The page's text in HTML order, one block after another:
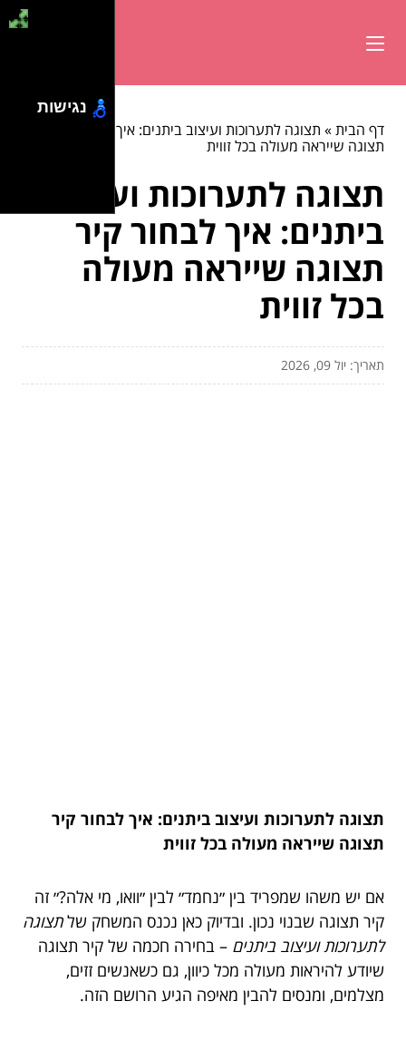
דף הבית» תצוגה לתערוכות ועיצוב ביתנים: איך לבחור קיר
תצוגה שייראה מעולה בכל זווית
תצוגה לתערוכות ועיצוב
ביתנים: איך לבחור קיר
תצוגה שייראה מעולה
בכל זווית
תאריך: יול 09, 2026
תצוגה לתערוכות ועיצוב ביתנים: איך לבחור קיר
תצוגה שייראה מעולה בכל זווית
אם יש משהו שמפריד בין ״נחמד״ לבין ״וואו, מי אלה?״ זה
קיר תצוגה שבנוי נכון. ובדיוק כאן נכנס המשחק שלתצוגה
לתערוכות ועיצוב ביתנים – בחירה חכמה של קיר תצוגה
שיודע להיראות מעולה מכל כיוון, גם כשאנשים זזים,
מצלמים, ומנסים להבין מאיפה הגיע הרושם הזה.
נגישות